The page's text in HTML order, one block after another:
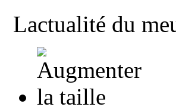
Lactualité du